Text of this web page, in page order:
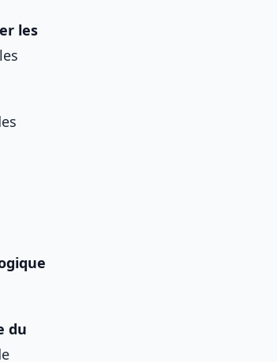
les
du